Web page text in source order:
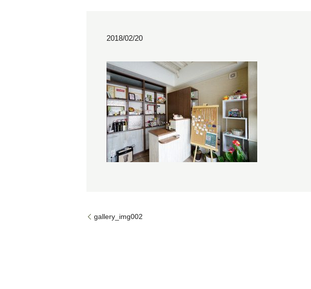
2018/02/20
gallery_img002